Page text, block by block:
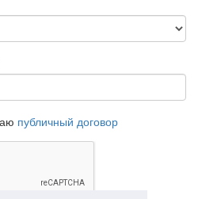
публичный договор